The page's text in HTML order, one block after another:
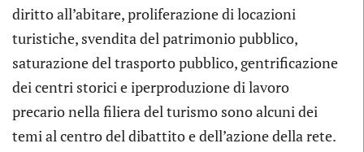
diritto all’abitare, proliferazione di locazioni
turistiche, svendita del patrimonio pubblico,
saturazione del trasporto pubblico, gentrificazione
dei centri storici e iperproduzione di lavoro
precario nella filiera del turismo sono alcuni dei
temi al centro del dibattito e dell’azione della rete.